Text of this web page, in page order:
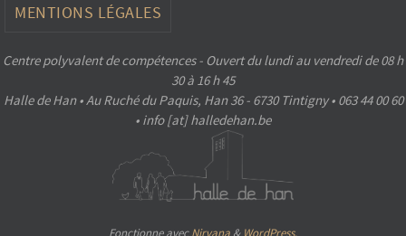
MENTIONS LÉGALES
Centre polyvalent de compétences - Ouvert du lundi au vendredi de 08 h
30 à 16 h 45
Halle de Han • Au Ruché du Paquis, Han 36 - 6730 Tintigny • 063 44 00 60
• info [at] halledehan.be
Fonctionne avecNirvana & WordPress.